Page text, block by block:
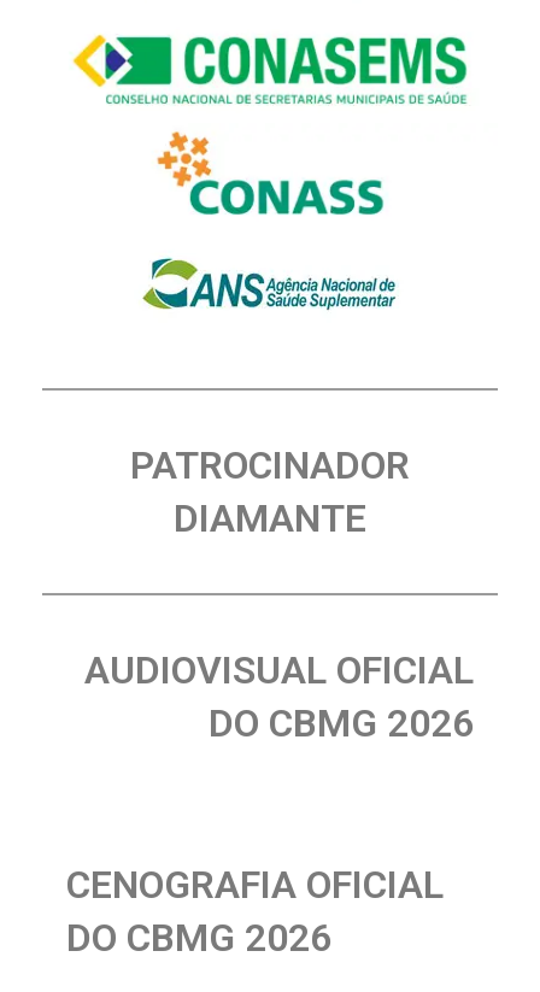
PATROCINADOR
DIAMANTE
AUDIOVISUAL OFICIAL
DO CBMG 2026
CENOGRAFIA OFICIAL
DO CBMG 2026